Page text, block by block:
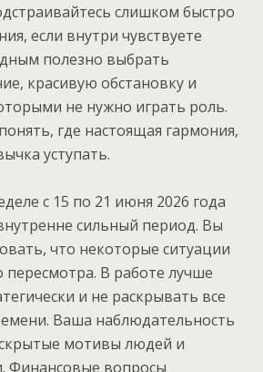
слишком быстро
если внутри чувствуете
полезно выбрать
красивую обстановку и
не нужно играть роль.
где настоящая гармония,
уступать.
с 15 по 21 июня 2026 года
сильный период. Вы
что некоторые ситуации
пересмотра. В работе лучше
и не раскрывать все
Ваша наблюдательность
мотивы людей и
Финансовые вопросы